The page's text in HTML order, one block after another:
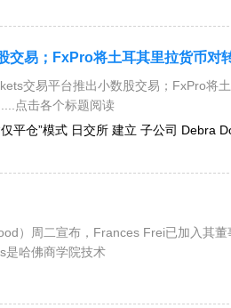
交易平台推出小数股交易；FxPro将
点击各个标题阅读
平仓”模式 日交所 建立 子公司 Debra
）周二宣布，Frances Frei已加入其
是哈佛商学院技术